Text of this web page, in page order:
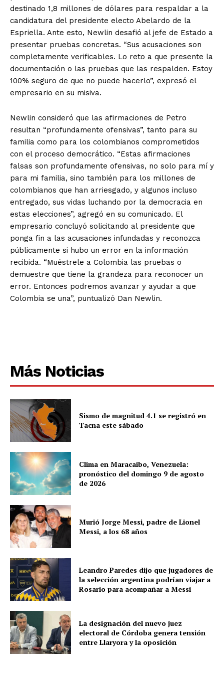
destinado 1,8 millones de dólares para respaldar a la
candidatura del presidente electo Abelardo de la
Espriella. Ante esto, Newlin desafió al jefe de Estado a
presentar pruebas concretas. “Sus acusaciones son
completamente verificables. Lo reto a que presente la
documentación o las pruebas que las respalden. Estoy
100% seguro de que no puede hacerlo”, expresó el
empresario en su misiva.
Newlin consideró que las afirmaciones de Petro
resultan “profundamente ofensivas”, tanto para su
familia como para los colombianos comprometidos
con el proceso democrático. “Estas afirmaciones
falsas son profundamente ofensivas, no solo para mí y
para mi familia, sino también para los millones de
colombianos que han arriesgado, y algunos incluso
entregado, sus vidas luchando por la democracia en
estas elecciones”, agregó en su comunicado. El
empresario concluyó solicitando al presidente que
ponga fin a las acusaciones infundadas y reconozca
públicamente si hubo un error en la información
recibida. “Muéstrele a Colombia las pruebas o
demuestre que tiene la grandeza para reconocer un
error. Entonces podremos avanzar y ayudar a que
Colombia se una”, puntualizó Dan Newlin.
Más Noticias
Sismo de magnitud 4.1 se registró en
Tacna este sábado
Clima en Maracaibo, Venezuela:
pronóstico del domingo 9 de agosto
de 2026
Murió Jorge Messi, padre de Lionel
Messi, a los 68 años
Leandro Paredes dijo que jugadores de
la selección argentina podrían viajar a
Rosario para acompañar a Messi
La designación del nuevo juez
electoral de Córdoba genera tensión
entre Llaryora y la oposición